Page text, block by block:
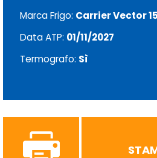
Marca Frigo: Carrier Vector
Data ATP: 01/11/2027
Termografo: Sì